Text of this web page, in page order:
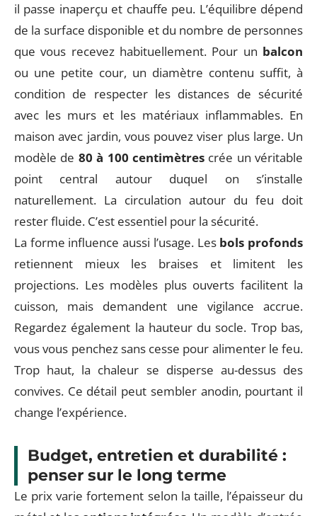
il passe inaperçu et chauffe peu. L’équilibre dépend
de la surface disponible et du nombre de personnes
que vous recevez habituellement. Pour un balcon
ou une petite cour, un diamètre contenu suffit, à
condition de respecter les distances de sécurité
avec les murs et les matériaux inflammables. En
maison avec jardin, vous pouvez viser plus large. Un
modèle de 80 à 100 centimètrescrée un véritable
point central autour duquel on s’installe
naturellement. La circulation autour du feu doit
rester fluide. C’est essentiel pour la sécurité.
La forme influence aussi l’usage. Les bols profonds
retiennent mieux les braises et limitent les
projections. Les modèles plus ouverts facilitent la
cuisson, mais demandent une vigilance accrue.
Regardez également la hauteur du socle. Trop bas,
vous vous penchez sans cesse pour alimenter le feu.
Trop haut, la chaleur se disperse au-dessus des
convives. Ce détail peut sembler anodin, pourtant il
change l’expérience.
Budget, entretien et durabilité :
penser sur le long terme
Le prix varie fortement selon la taille, l’épaisseur du